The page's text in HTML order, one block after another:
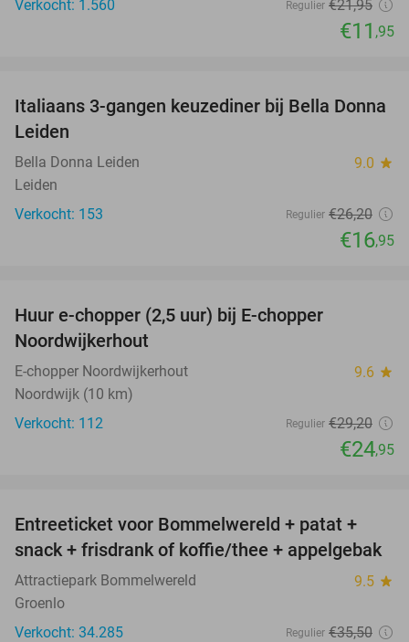
Verkocht: 1.560 Regulier €21,95
€11 ,95
35%
Italiaans 3-gangen keuzediner bij Bella Donna
Leiden
Bella Donna Leiden 9.0 star
Leiden
Verkocht: 153
Regulier €26,20
€16,95
Huur e-chopper (2,5 uur) bij E-chopper
Noordwijkerhout
E-chopper Noordwijkerhout 9.6 star
Noordwijk (10 km)
Verkocht: 112
Regulier €29,20
€24,95
23%
Entreeticket voor Bommelwereld + patat +
snack + frisdrank of koffie/thee + appelgebak
Attractiepark Bommelwereld 9.5 star
Groenlo
Verkocht: 34.285
Regulier €35,50